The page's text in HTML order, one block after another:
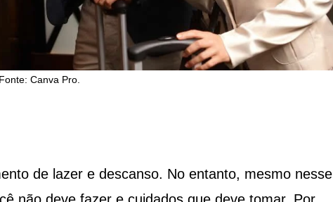
Fonte: Canva Pro.
de lazer e descanso. No entanto, mesmo nesse